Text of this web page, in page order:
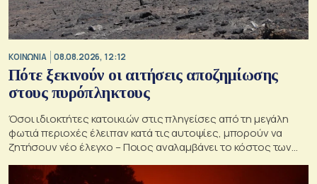
ΚΟΙΝΩΝΙΑ 08.08.2026, 12:12
Πότε ξεκινούν οι αιτήσεις αποζημίωσης
στους πυρόπληκτους
Όσοι ιδιοκτήτες κατοικιών στις πληγείσες από τη μεγάλη
φωτιά περιοχές έλειπαν κατά τις αυτοψίες, μπορούν να
ζητήσουν νέο έλεγχο – Ποιος αναλαμβάνει το κόστος των
ανακατασκευών και κατεδαφίσεων